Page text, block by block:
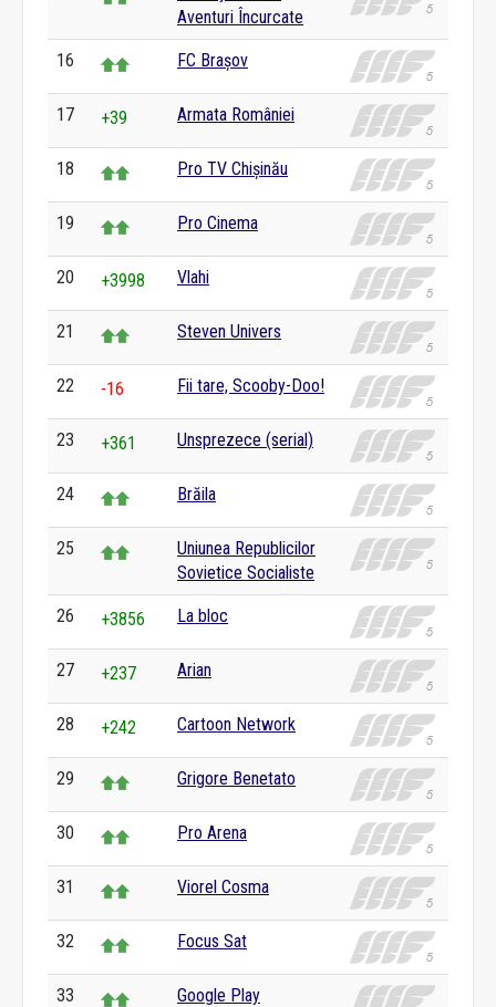
Aventuri Încurcate
16 FC Brașov
17 +39 Armata României
18 Pro TV Chișinău
19 Pro Cinema
20 +3998 Vlahi
21 Steven Univers
22 -16 Fii tare, Scooby-Doo!
23 +361 Unsprezece (serial)
24 Brăila
25
Uniunea Republicilor
Sovietice Socialiste
26 +3856 La bloc
27 +237 Arian
28 +242 Cartoon Network
29 Grigore Benetato
30 Pro Arena
31 Viorel Cosma
32 Focus Sat
33 Google Play